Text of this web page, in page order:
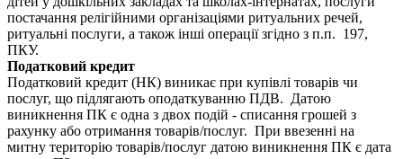
постачання релігійними організаціями ритуальних речей,
ритуальні послуги, а також інші операції згідно з п.п. 197,
ПКУ.
Податковий кредит
Податковий кредит (НК) виникає при купівлі товарів чи
послуг, що підлягають оподаткуванню ПДВ. Датою
виникнення ПК є одна з двох подій - списання грошей з
рахунку або отримання товарів/послуг. При ввезенні на
митну територію товарів/послуг датою виникнення ПК є дата